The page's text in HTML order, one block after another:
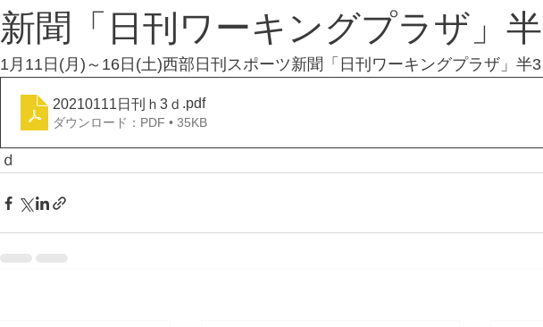
新聞「日刊ワーキングプラザ」
1月11日(月)～16日(土)西部日刊スポーツ新聞「日刊ワーキングプラザ」半3
20210111日刊ｈ3ｄ .pdf
ダウンロード：PDF • 35KB
ｄ